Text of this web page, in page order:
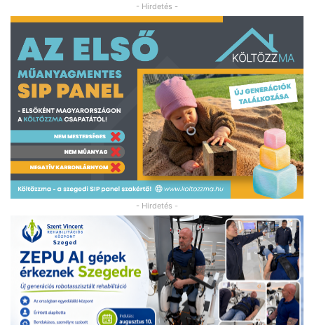
- Hirdetés -
- Hirdetés -